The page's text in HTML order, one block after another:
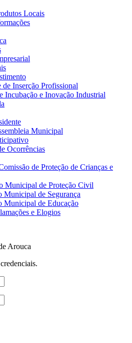
Locais
Inserção Profissional
Incubação e Inovação Industrial
Municipal
Ocorrências
de Proteção de Crianças e
Municipal de Proteção Civil
Municipal de Segurança
Municipal de Educação
e Elogios
Arouca